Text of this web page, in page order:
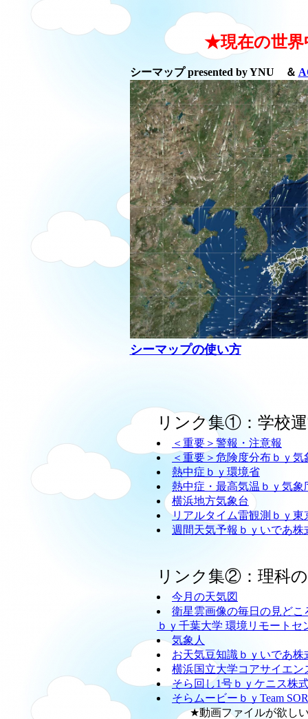
★現在の世界
シーマップ presented by YNU ＆
シーマップの使い方
リンク集①：学校
＜重要＞警報・注意報
＜重要＞危険度分布ｂｙ気
熱中症ｂｙ環境省
熱中症・最高気温ｂｙ気象
横浜地方気象台
リアルタイム雷観測ｂｙ東
週間天気予報ｂｙいであ株
リンク集②：理科
今月の天気図
衛星雲画像の毎日の見どこ
ｂｙ千葉大学 環境リモート
気象人
お天気豆知識ｂｙいであ株
横浜国立大学コアサイエン
そら回し1号ｂｙケニス株
そらムービーｂｙTeam
★動画ファイルが欲しい